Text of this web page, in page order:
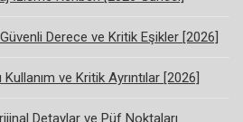
Derece ve Kritik Eşikler [2026]
ve Kritik Ayrıntılar [2026]
Detaylar ve Püf Noktaları